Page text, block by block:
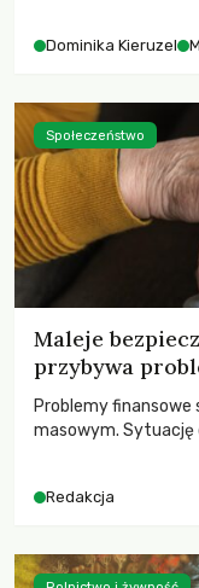
Dominika Kieruzel
Maleje
przybywa
Problemy finansowe
masowym. Sytuację
Redakcja
Społeczeństwo